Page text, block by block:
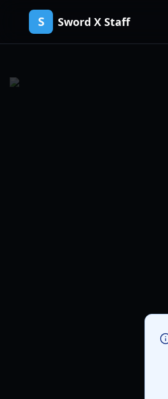
S Sword X Staff